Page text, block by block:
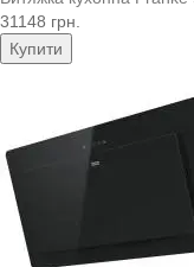
31148 грн.
Купити